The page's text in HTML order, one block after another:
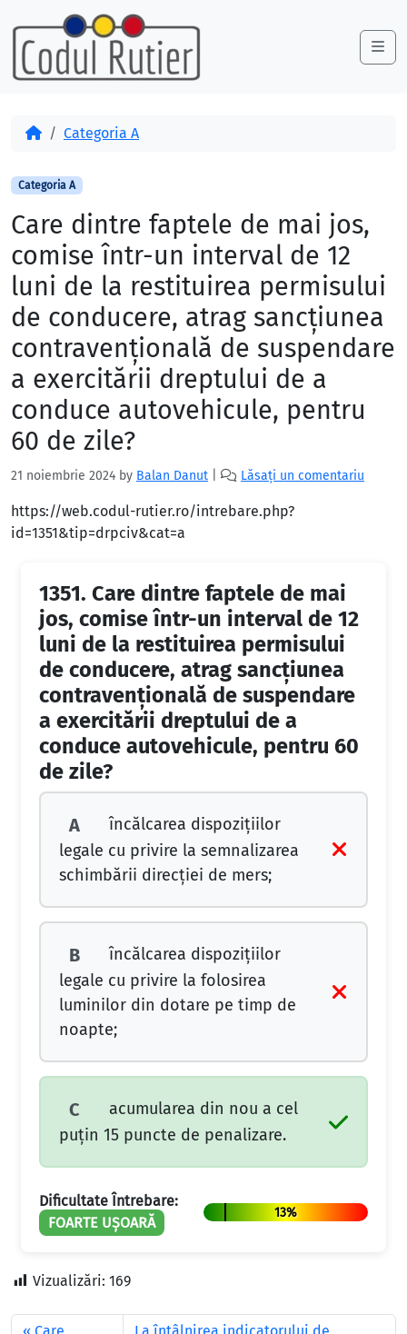
Skip to content
Skip to footer
AcasăCategoria A
Categoria A
Care dintre faptele de mai jos,
comise într-un interval de 12
luni de la restituirea permisului
de conducere, atrag sancţiunea
contravenţională de suspendare
a exercitării dreptului de a
conduce autovehicule, pentru
60 de zile?
21 noiembrie 2024 by Balan Danut Lăsați un comentariu
https://web.codul-rutier.ro/intrebare.php?
id=1351&tip=drpciv&cat=a
1351. Care dintre faptele de mai
jos, comise într-un interval de 12
luni de la restituirea permisului
de conducere, atrag sancţiunea
contravenţională de suspendare
a exercitării dreptului de a
conduce autovehicule, pentru 60
de zile?
A
încălcarea dispoziţiilor
legale cu privire la semnalizarea
schimbării direcţiei de mers;
B
încălcarea dispoziţiilor
legale cu privire la folosirea
luminilor din dotare pe timp de
noapte;
C
acumularea din nou a cel
puţin 15 puncte de penalizare.
Dificultate Întrebare:
FOARTE UȘOARĂ
13%
Vizualizări: 169